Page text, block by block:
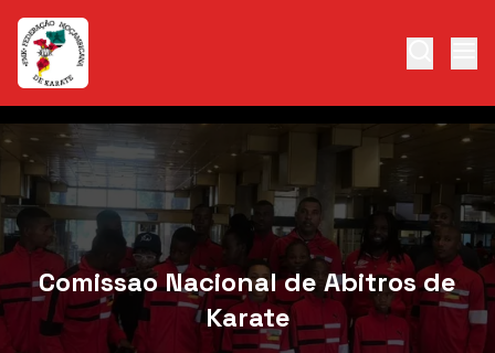
Comissao Nacional de Abitros de
Karate